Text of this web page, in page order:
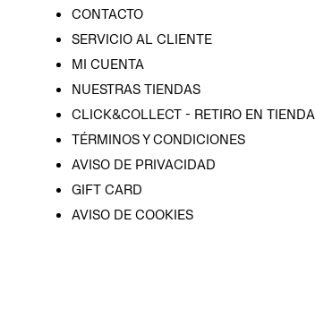
CONTACTO
SERVICIO AL CLIENTE
MI CUENTA
NUESTRAS TIENDAS
CLICK&COLLECT - RETIRO EN TIENDA
TÉRMINOS Y CONDICIONES
AVISO DE PRIVACIDAD
GIFT CARD
AVISO DE COOKIES